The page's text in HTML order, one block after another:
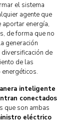
el sistema
agente que
aportar energía,
de forma que no
generación
de
de las
inteligente
conectados
que son ambas
eléctrico